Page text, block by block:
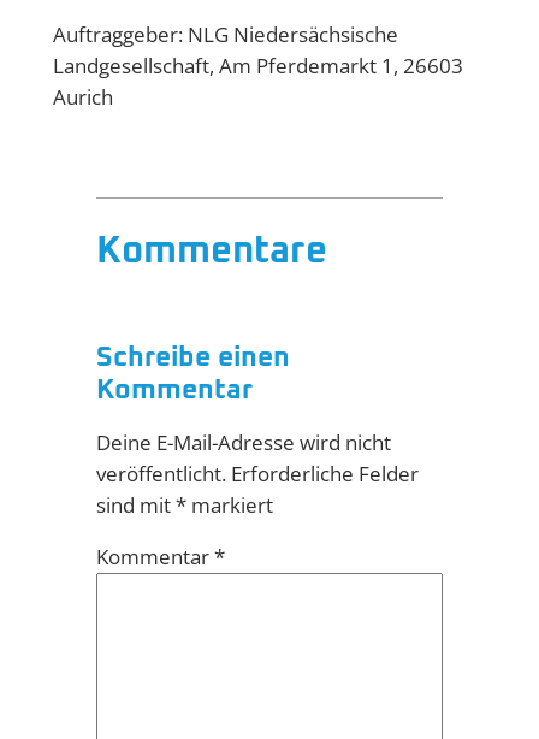
Auftraggeber: NLG Niedersächsische
Landgesellschaft, Am Pferdemarkt 1, 26603
Aurich
Kommentare
Schreibe einen
Kommentar
Deine E-Mail-Adresse wird nicht
veröffentlicht. Erforderliche Felder
sind mit*markiert
Kommentar*